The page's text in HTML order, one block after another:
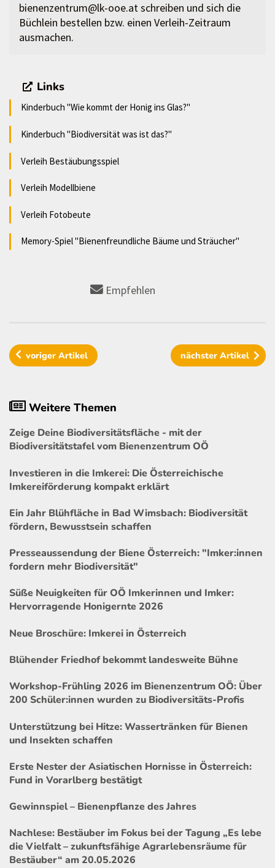
bienenzentrum@lk-ooe.at schreiben und sich die
Büchlein bestellen bzw. einen Verleih-Zeitraum
ausmachen.
Links
Kinderbuch "Wie kommt der Honig ins Glas?"
Kinderbuch "Biodiversität was ist das?"
Verleih Bestäubungsspiel
Verleih Modellbiene
Verleih Fotobeute
Memory-Spiel "Bienenfreundliche Bäume und Sträucher"
Empfehlen
vorigerArtikel nächster Artikel
Weitere Themen
Zeige Deine Biodiversitätsfläche - mit der
Biodiversitätstafel vom Bienenzentrum OÖ
Investieren in die Imkerei: Die Österreichische
Imkereiförderung kompakt erklärt
Ein Jahr Blühfläche in Bad Wimsbach: Biodiversität
fördern, Bewusstsein schaffen
Presseaussendung der Biene Österreich: "Imker:innen
fordern mehr Biodiversität"
Süße Neuigkeiten für OÖ Imkerinnen und Imker:
Hervorragende Honigernte 2026
Neue Broschüre: Imkerei in Österreich
Blühender Friedhof bekommt landesweite Bühne
Workshop-Frühling 2026 im Bienenzentrum OÖ: Über
200 Schüler:innen wurden zu Biodiversitäts-Profis
Unterstützung bei Hitze: Wassertränken für Bienen
und Insekten schaffen
Erste Nester der Asiatischen Hornisse in Österreich:
Fund in Vorarlberg bestätigt
Gewinnspiel – Bienenpflanze des Jahres
Nachlese: Bestäuber im Fokus bei der Tagung „Es lebe
die Vielfalt – zukunftsfähige Agrarlebensräume für
Bestäuber“ am 20.05.2026